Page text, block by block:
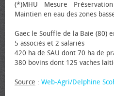
(*)MHU Mesure
Maintien en eau des zones
Gaec le Souffle de la Baie (80)
5 associés et 2 salariés
420 ha de SAU dont 70 ha de
380 bovins dont 125 vaches
Source : Web-Agri/Delphine